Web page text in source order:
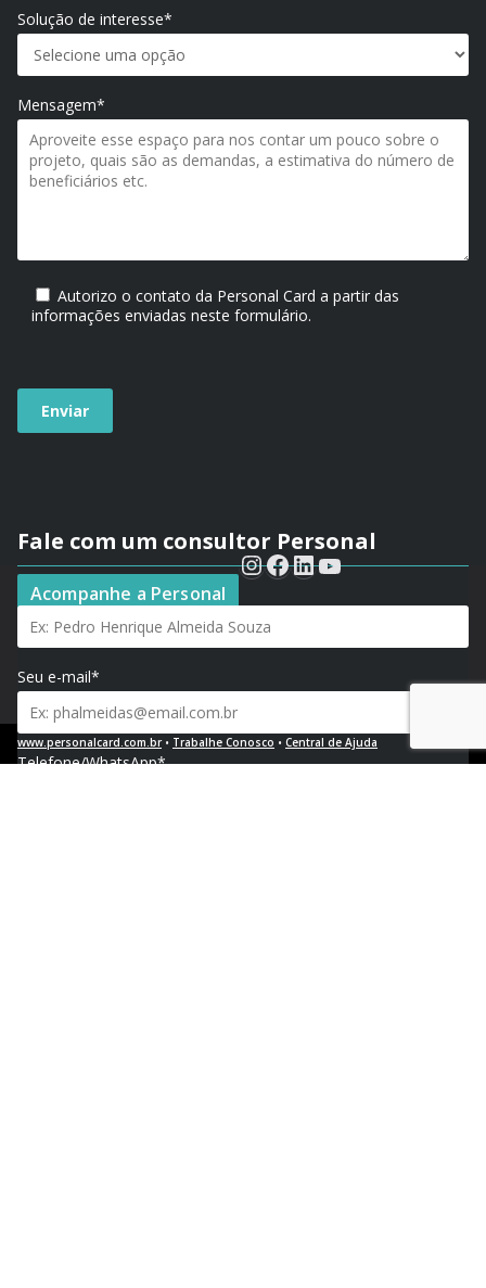
Solução de interesse*
Mensagem*
Autorizo o contato da Personal Card a partir das
informações enviadas neste formulário.
Fale com um consultor Personal
Seu nome*
Seu e-mail*
Telefone/WhatsApp*
Acompanhe a Personal
www.personalcard.com.br• Trabalhe Conosco • Central de Ajuda